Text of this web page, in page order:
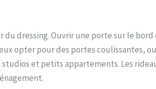
dressing. Ouvrir une porte sur le
opter pour des portes coulissantes,
et petits appartements. Les